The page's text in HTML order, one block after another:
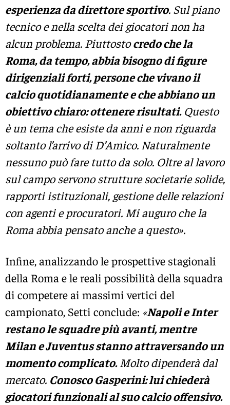
esperienza da direttore sportivo. Sul piano
tecnico e nella scelta dei giocatori non ha
alcun problema. Piuttostocredo che la
Roma, da tempo, abbia bisogno di figure
dirigenziali forti, persone che vivano il
calcio quotidianamente e che abbiano un
obiettivo chiaro: ottenere risultati.Questo
è un tema che esiste da anni e non riguarda
soltanto l’arrivo di D’Amico. Naturalmente
nessuno può fare tutto da solo. Oltre al lavoro
sul campo servono strutture societarie solide,
rapporti istituzionali, gestione delle relazioni
con agenti e procuratori. Mi auguro che la
Roma abbia pensato anche a questo».
Infine, analizzando le prospettive stagionali
della Roma e le reali possibilità della squadra
di competere ai massimi vertici del
campionato, Setti conclude: «Napoli e Inter
restano le squadre più avanti, mentre
Milan e Juventus stanno attraversando un
momento complicato.Molto dipenderà dal
mercato. Conosco Gasperini: lui chiederà
giocatori funzionali al suo calcio offensivo.